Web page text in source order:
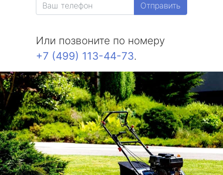
Отправить
Или позвоните по номеру
+7 (499) 113-44-73.